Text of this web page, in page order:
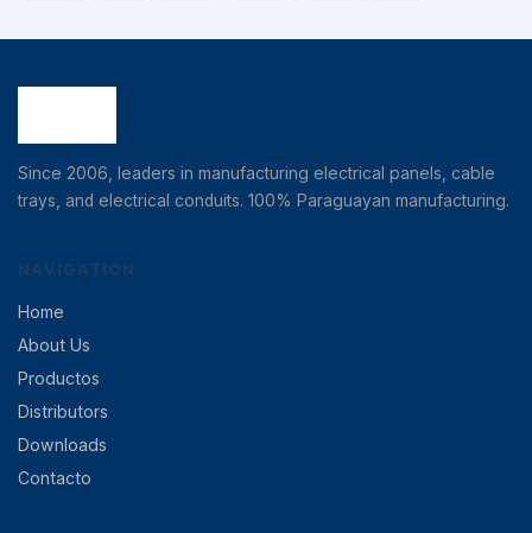
Since 2006, leaders in manufacturing electrical panels, cable
trays, and electrical conduits. 100% Paraguayan manufacturing.
NAVIGATION
Home
About Us
Productos
Distributors
Downloads
Contacto